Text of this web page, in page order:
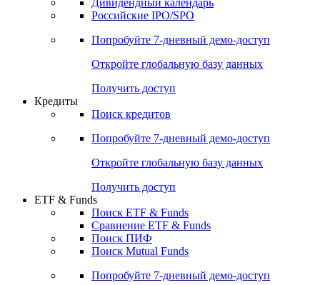
Получить доступ
Поиск акций
Российские IPO/SPO
Попробуйте7-дневный
Откройте глобальную базу данных
Получить доступ
Поиск кредитов
Попробуйте7-дневный
Откройте глобальную базу данных
Получить доступ
ETF & Funds
Сравнение ETF & Funds